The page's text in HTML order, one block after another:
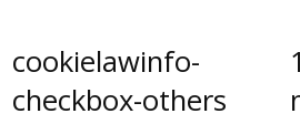
cookielawinfo-
checkbox-others